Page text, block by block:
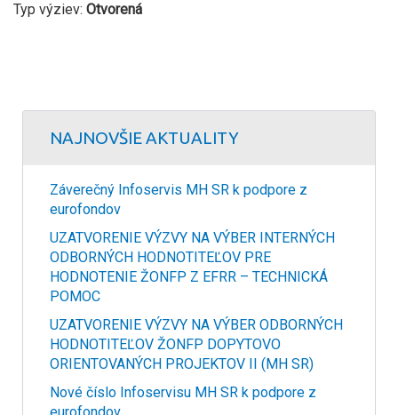
Typ výziev: Otvorená
NAJNOVŠIE AKTUALITY
Záverečný Infoservis MH SR k podpore z
eurofondov
UZATVORENIE VÝZVY NA VÝBER INTERNÝCH
ODBORNÝCH HODNOTITEĽOV PRE
HODNOTENIE ŽONFP Z EFRR – TECHNICKÁ
POMOC
UZATVORENIE VÝZVY NA VÝBER ODBORNÝCH
HODNOTITEĽOV ŽONFP DOPYTOVO
ORIENTOVANÝCH PROJEKTOV II (MH SR)
Nové číslo Infoservisu MH SR k podpore z